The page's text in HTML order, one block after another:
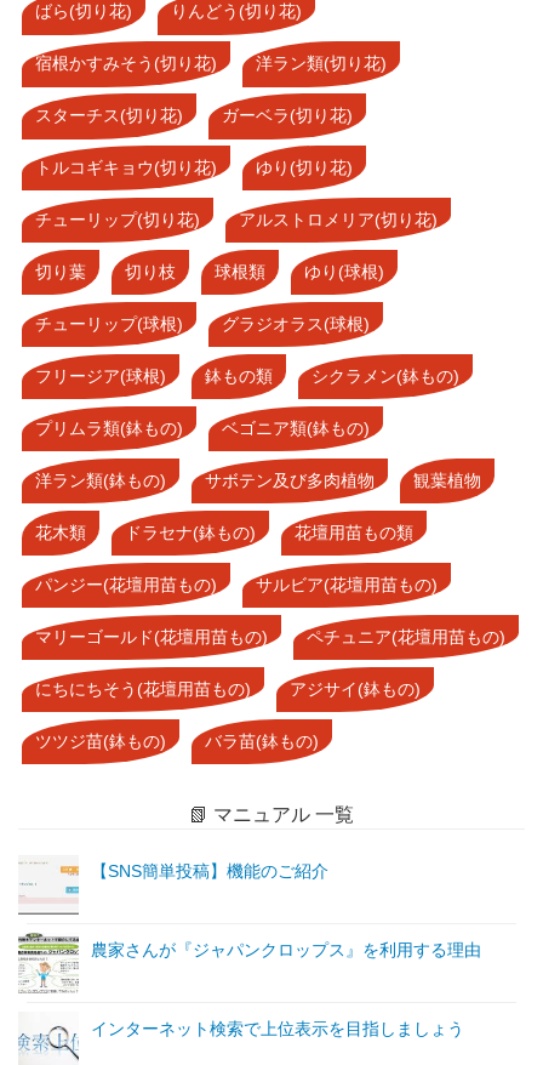
ばら(切り花) りんどう(切り花)
宿根かすみそう(切り花) 洋ラン類(切り花)
スターチス(切り花) ガーベラ(切り花)
トルコギキョウ(切り花) ゆり(切り花)
チューリップ(切り花) アルストロメリア(切り花)
切り葉 切り枝 球根類 ゆり(球根)
チューリップ(球根) グラジオラス(球根)
フリージア(球根) 鉢もの類 シクラメン(鉢もの)
プリムラ類(鉢もの) ベゴニア類(鉢もの)
洋ラン類(鉢もの) サボテン及び多肉植物 観葉植物
花木類 ドラセナ(鉢もの) 花壇用苗もの類
パンジー(花壇用苗もの) サルビア(花壇用苗もの)
マリーゴールド(花壇用苗もの) ペチュニア(花壇用苗もの)
にちにちそう(花壇用苗もの) アジサイ(鉢もの)
ツツジ苗(鉢もの) バラ苗(鉢もの)
📗 マニュアル 一覧
【SNS簡単投稿】機能のご紹介
農家さんが『ジャパンクロップス』を利用する理由
インターネット検索で上位表示を目指しましょう